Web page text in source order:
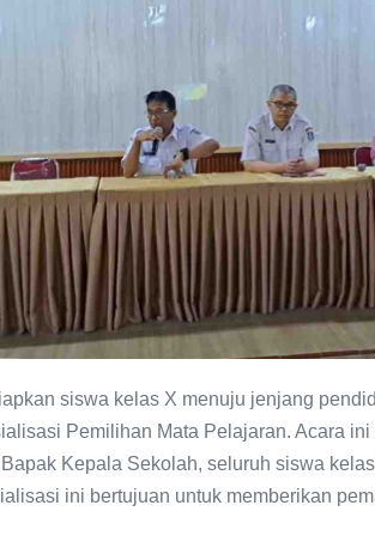
siswa kelas X menuju jenjang
Pemilihan Mata Pelajaran. Acara
Kepala Sekolah, seluruh siswa
ini bertujuan untuk memberikan